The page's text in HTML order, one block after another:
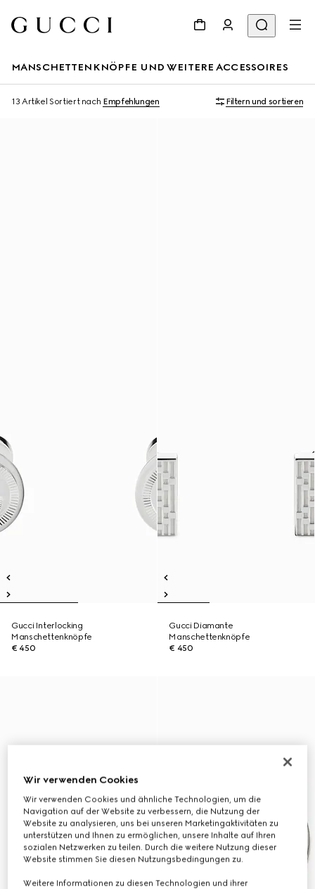
MANSCHETTENKNÖPFE UND WEITERE ACCESSOIRES
13 Artikel Sortiert nach Empfehlungen Filtern und sortieren
Gucci Interlocking
Manschettenknöpfe
€ 450
Gucci Diamante
Manschettenknöpfe
€ 450
Wir verwenden Cookies
Wir verwenden Cookies und ähnliche Technologien, um die
Navigation auf der Website zu verbessern, die Nutzung der
Website zu analysieren, uns bei unseren Marketingaktivitäten zu
unterstützen und Ihnen zu ermöglichen, unsere Inhalte auf Ihren
sozialen Netzwerken zu teilen. Durch die weitere Nutzung dieser
Website stimmen Sie diesen Nutzungsbedingungen zu.
Weitere Informationen zu diesen Technologien und ihrer